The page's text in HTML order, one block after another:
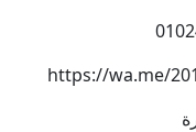
https://wa.me/